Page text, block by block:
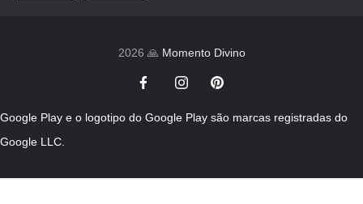
2026 🙏 Momento Divino
Google Play e o logotipo do Google Play são marcas registradas do
Google LLC.